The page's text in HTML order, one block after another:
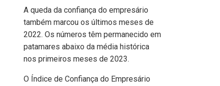
A queda da confiança do empresário
também marcou os últimos meses de
2022. Os números têm permanecido em
patamares abaixo da média histórica
nos primeiros meses de 2023.
O Índice de Confiança do Empresário